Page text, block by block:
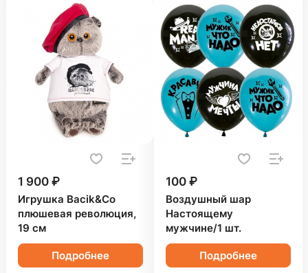
1 900 ₽
Игрушка Bacik&Co
плюшевая революция,
19 см
Подробнее
100 ₽
Воздушный шар
Настоящему
мужчине/1 шт.
Подробнее